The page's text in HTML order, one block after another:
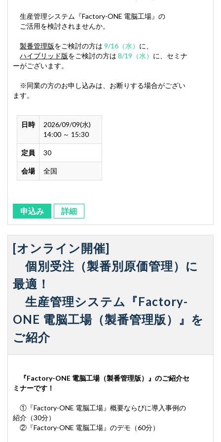
生産管理システム『Factory-ONE 電脳工場』の
ご活用を検討されませんか。
製番管理版をご検討の方は 9/16（水） に、
ハイブリッド版をご検討の方は 8/19（水） に、セミナ
ーがございます。
※同業の方のお申し込みは、お断りする場合がござい
ます。
日時
2026/09/09(水)
14:00 ～ 15:30
定員 30
会場 全国
申込み 詳細
[オンライン開催]
個別受注（製番別原価管理）に
最適！
生産管理システム『Factory-
ONE 電脳工場（製番管理版）』を
ご紹介
『Factory-ONE 電脳工場（製番管理版）』のご紹介セ
ミナーです！
①『Factory-ONE 電脳工場』概要ならびに導入事例の
紹介（30分）
②『Factory-ONE 電脳工場』のデモ（60分）